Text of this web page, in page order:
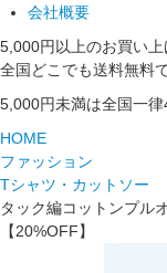
会社概要
5,000円以上のお買い上
全国どこでも送料無料
5,000円未満は全国一律
HOME
ファッション
Tシャツ・カットソー
タック編コットンプ
【20%OFF】